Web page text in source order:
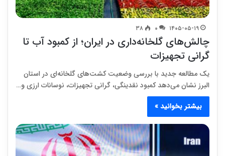
۱۴۰۵-۰۵-۱۹ ۰ ۳۸
چالش‌های گلخانه‌داری در ایران؛ از کمبود آب تا
گرانی تجهیزات
یک مطالعه جدید با بررسی وضعیت کشت‌های گلخانه‌ای در استان
البرز نشان می‌دهد کمبود نقدینگی، گرانی تجهیزات، نوسانات ارزی و…
بیشتر بخوانید »